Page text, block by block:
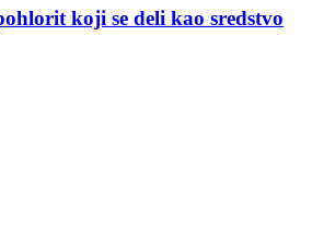
koji se deli kao sredstvo